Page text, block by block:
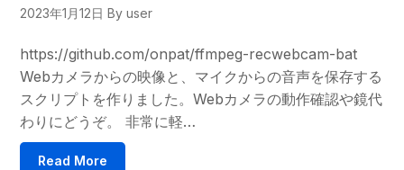
2023年1月12日 By user
https://github.com/onpat/ffmpeg-recwebcam-bat
Webカメラからの映像と、マイクからの音声を保存する
スクリプトを作りました。Webカメラの動作確認や鏡代
わりにどうぞ。 非常に軽…
Read More